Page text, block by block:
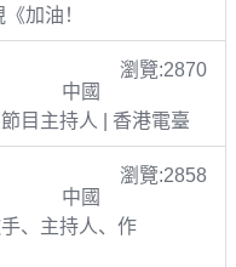
加油！
瀏覽:2870
中國
目主持人 | 香港電臺
瀏覽:2858
中國
、主持人、作